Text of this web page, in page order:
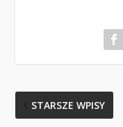
STARSZE WPISY